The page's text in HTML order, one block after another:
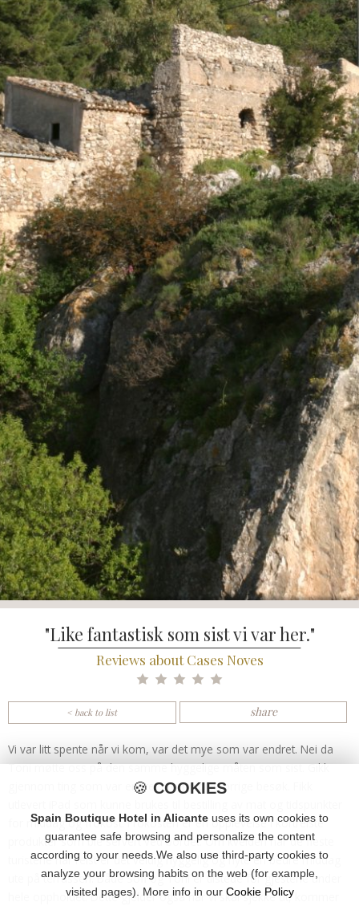
"Like fantastisk som sist vi var her."
Reviews about Cases Noves
< back to list share
Vi var litt spente når vi kom, var det mye som var endret. Nei da
Toni møtte oss på den samme hyggelige måten som sist. Gikk
gjennom ting som var endret i forhold til forrige besøk. Fikk
for middag og frokost. Frokosten er en opplevelse i kortreiste
produkter som ble servert ved bordet. Om kvelden når de fleste
turistene har reist er det veldig hyggelig og nyte en bedre middag
ute på terrassen. Både Sofi og Toni er tilstede for gjestene under
hele oppholdet. Dette gjelder også når vi skal sjekke ut, kommer
🍪 COOKIES
Spain Boutique Hotel in Alicante uses its own cookies to
guarantee safe browsing and personalize the content
according to your needs.We also use third-party cookies to
analyze your browsing habits on the web (for example,
visited pages). More info in our Cookie Policy